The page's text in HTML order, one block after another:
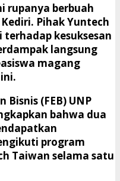
rupanya berbuah
Pihak Yuntech
kesuksesan
langsung
magang
Bisnis (FEB) UNP
bahwa dua
program
Taiwan selama satu